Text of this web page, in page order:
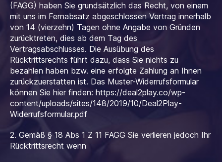
(FAGG) haben Sie grundsätzlich das Recht, von einem
mit uns im Fernabsatz abgeschlossen Vertrag innerhalb
von 14 (vierzehn) Tagen ohne Angabe von Gründen
zurücktreten, dies ab dem Tag des
Vertragsabschlusses. Die Ausübung des
Rücktrittsrechts führt dazu, dass Sie nichts zu
bezahlen haben bzw. eine erfolgte Zahlung an Ihnen
zurückzuerstatten ist. Das Muster-Widerrufsformular
können Sie hier finden: https://deal2play.co/wp-
content/uploads/sites/148/2019/10/Deal2Play-
Widerrufsformular.pdf
2. Gemäß § 18 Abs 1 Z 11 FAGG Sie verlieren jedoch Ihr
Rücktrittsrecht wenn